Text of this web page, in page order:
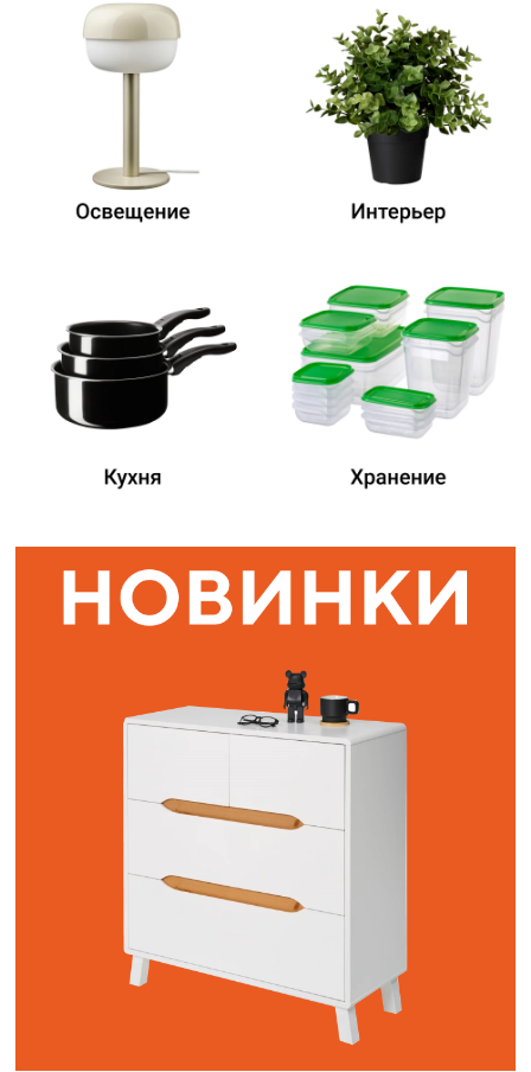
г. Санкт-Петербург, ул. Торжковская 20.
Санкт-Петербург, ул. Васенко 3В